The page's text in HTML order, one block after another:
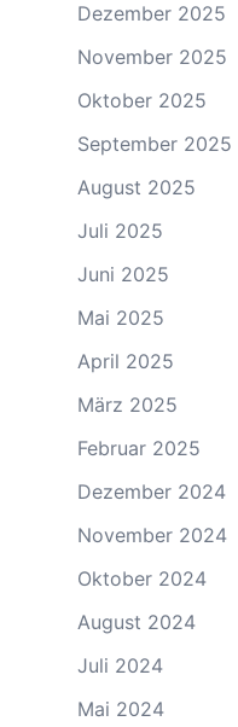
Dezember 2025
November 2025
Oktober 2025
September 2025
August 2025
Juli 2025
Juni 2025
Mai 2025
April 2025
März 2025
Februar 2025
Dezember 2024
November 2024
Oktober 2024
August 2024
Juli 2024
Mai 2024